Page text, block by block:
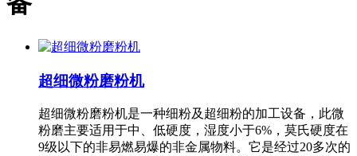
超细微粉磨粉机
超细微粉磨粉机是一种细粉及超细粉的加工设备，此微
粉磨主要适用于中、低硬度，湿度小于6%，莫氏硬度在
9级以下的非易燃易爆的非金属物料。它是经过20多次的